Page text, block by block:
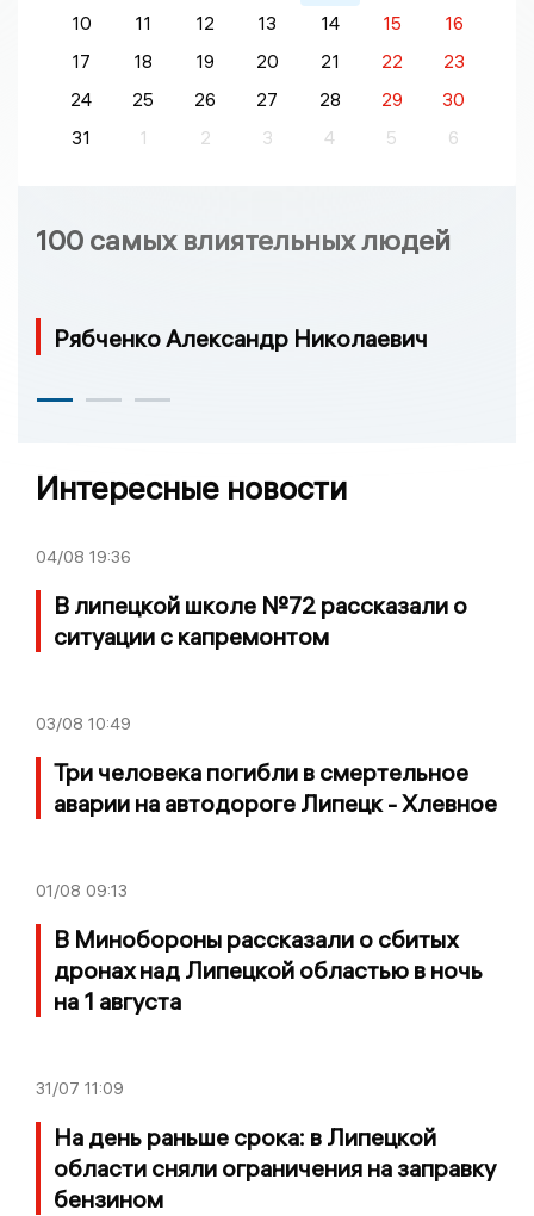
10 11 12 13 14 15
16
17
18 19 20 21 22
23
24
25 26 27 28 29
30
31
1 2 3 4 5 6
100 самых влиятельных людей
Рябченко Александр Николаевич
Интересные новости
04/08 19:36
В липецкой школе №72 рассказали о
ситуации с капремонтом
03/08 10:49
Три человека погибли в смертельное
аварии на автодороге Липецк - Хлевное
01/08 09:13
В Минобороны рассказали о сбитых
дронах над Липецкой областью в ночь
на 1 августа
31/07 11:09
На день раньше срока: в Липецкой
области сняли ограничения на заправку
бензином